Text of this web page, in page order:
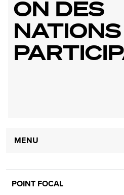
ON DES
Main
MENU
POINT FOCAL